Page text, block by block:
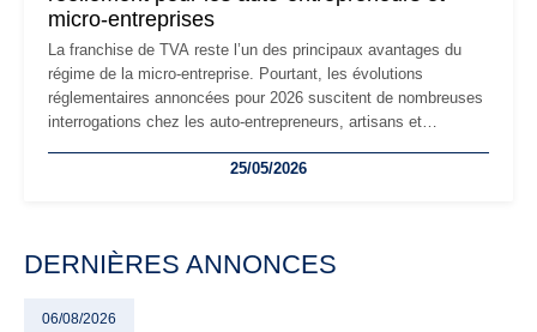
micro-entreprises
La franchise de TVA reste l’un des principaux avantages du
régime de la micro-entreprise. Pourtant, les évolutions
réglementaires annoncées pour 2026 suscitent de nombreuses
interrogations chez les auto-entrepreneurs, artisans et
facturation ou risque de bascule vers la TVA : les règles
25/05/2026
DERNIÈRES ANNONCES
06/08/2026